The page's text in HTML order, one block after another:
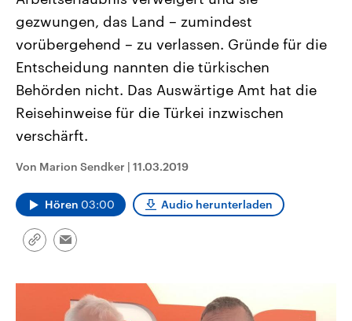
Landtagswahl Sachsen-Anhalt
2026
Alle Informationen
Sachsen-Anhalt wählt am 6.
September 2026 einen neuen
Landtag. Seit 2021 wird das
Bundesland von einer Koalition aus
Umfragen, Prognosen,
Wahlprogramme, aktuelle Berichte
und Hintergründe zu den Parteien
Wahl.
USA
Aktuelle Beiträge,
Hintergründe
Wirtschaftlich und
gehören die Vereinigten
den mächtigsten Ländern
mit großem Einfluss auf
aktuelle Weltgeschehen.
Sendungen
gezwungen, das Land – zumindest
vorübergehend – zu verlassen. Gründe für die
Entscheidung nannten die türkischen
Behörden nicht. Das Auswärtige Amt hat die
Reisehinweise für die Türkei inzwischen
verschärft.
Von Marion Sendker | 11.03.2019
Hören 03:00 Audio herunterladen
Link
Email